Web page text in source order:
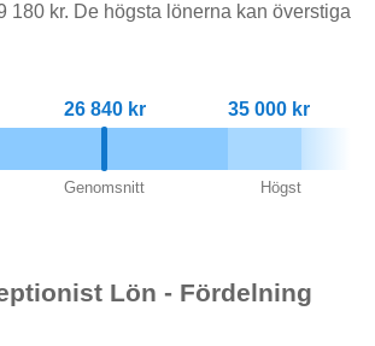
180 kr. De högsta lönerna kan överstiga
26 840 kr
Genomsnitt
35 000 kr
Högst
Lön - Fördelning